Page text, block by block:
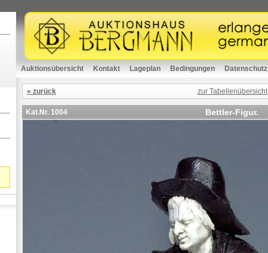
Auktionsübersicht Kontakt Lageplan Bedingungen Datenschutz
« zurück zur Tabellenübersicht
Kat.Nr. 1004 Bettler-Figur.